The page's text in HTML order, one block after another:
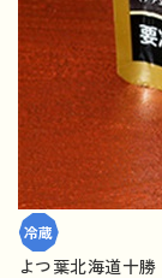
よつ葉北海道十